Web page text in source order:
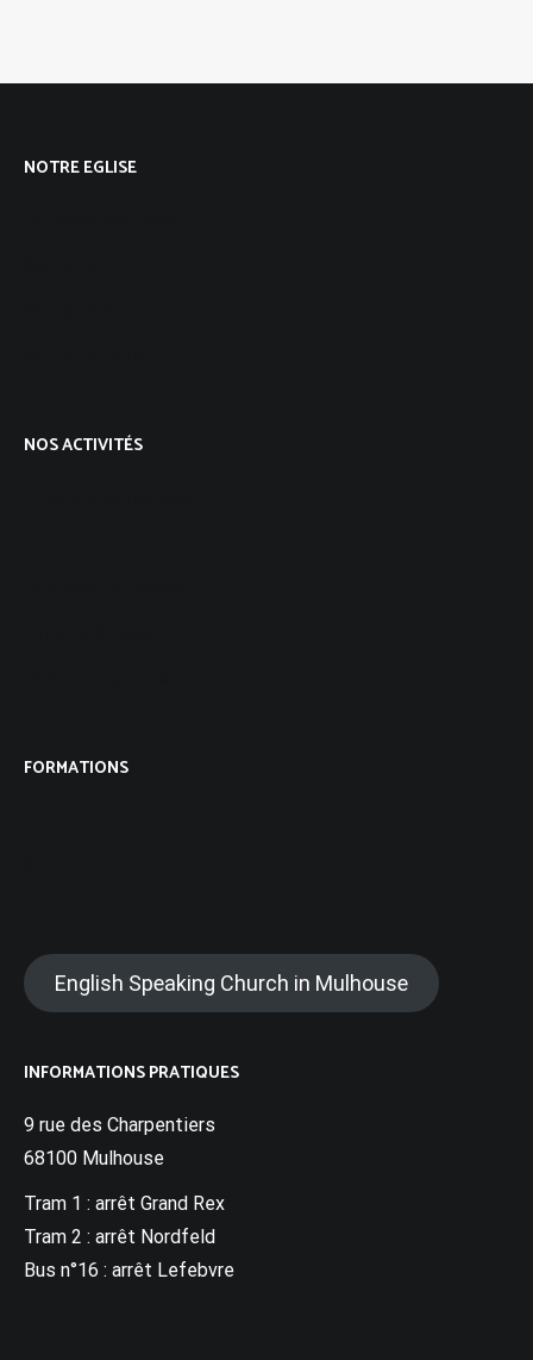
NOTRE EGLISE
NOS ACTIVITÉS
FORMATIONS
English Speaking Church in Mulhouse
INFORMATIONS PRATIQUES
9 rue des Charpentiers
68100 Mulhouse
Tram 1 : arrêt Grand Rex
Tram 2 : arrêt Nordfeld
Bus n°16 : arrêt Lefebvre